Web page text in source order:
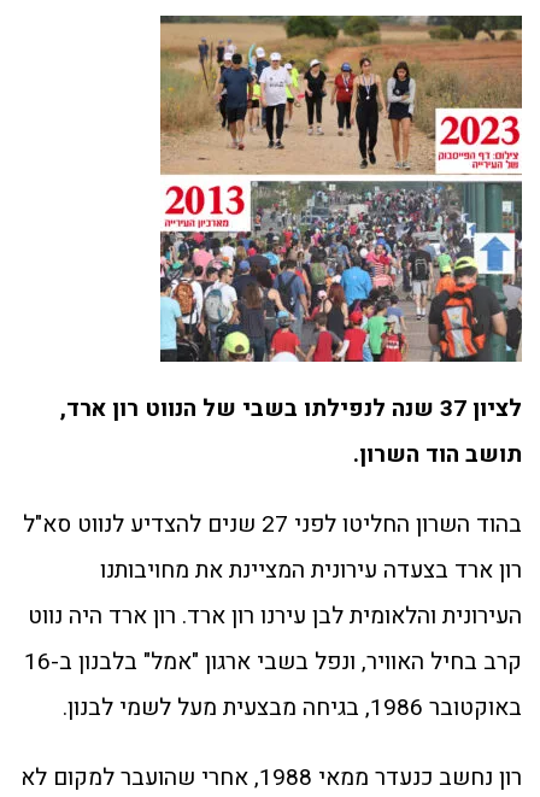
לציון 37 שנה לנפילתו בשבי של הנווט רון ארד,
תושב הוד השרון.
בהוד השרון החליטו לפני 27 שנים להצדיע לנווט סא"ל
רון ארד בצעדה עירונית המציינת את מחויבותנו
העירונית והלאומית לבן עירנו רון ארד. רון ארד היה נווט
קרב בחיל האוויר, ונפל בשבי ארגון "אמל" בלבנון ב-16
באוקטובר 1986, בגיחה מבצעית מעל לשמי לבנון.
רון נחשב כנעדר ממאי 1988, אחרי שהועבר למקום לא